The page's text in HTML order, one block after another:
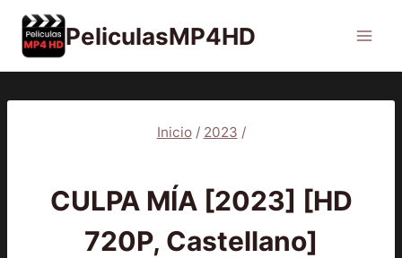
Saltar
contenido
PeliculasMP4HD
Inicio / 2023 /
CULPA MÍA [2023] [HD
720P, Castellano]